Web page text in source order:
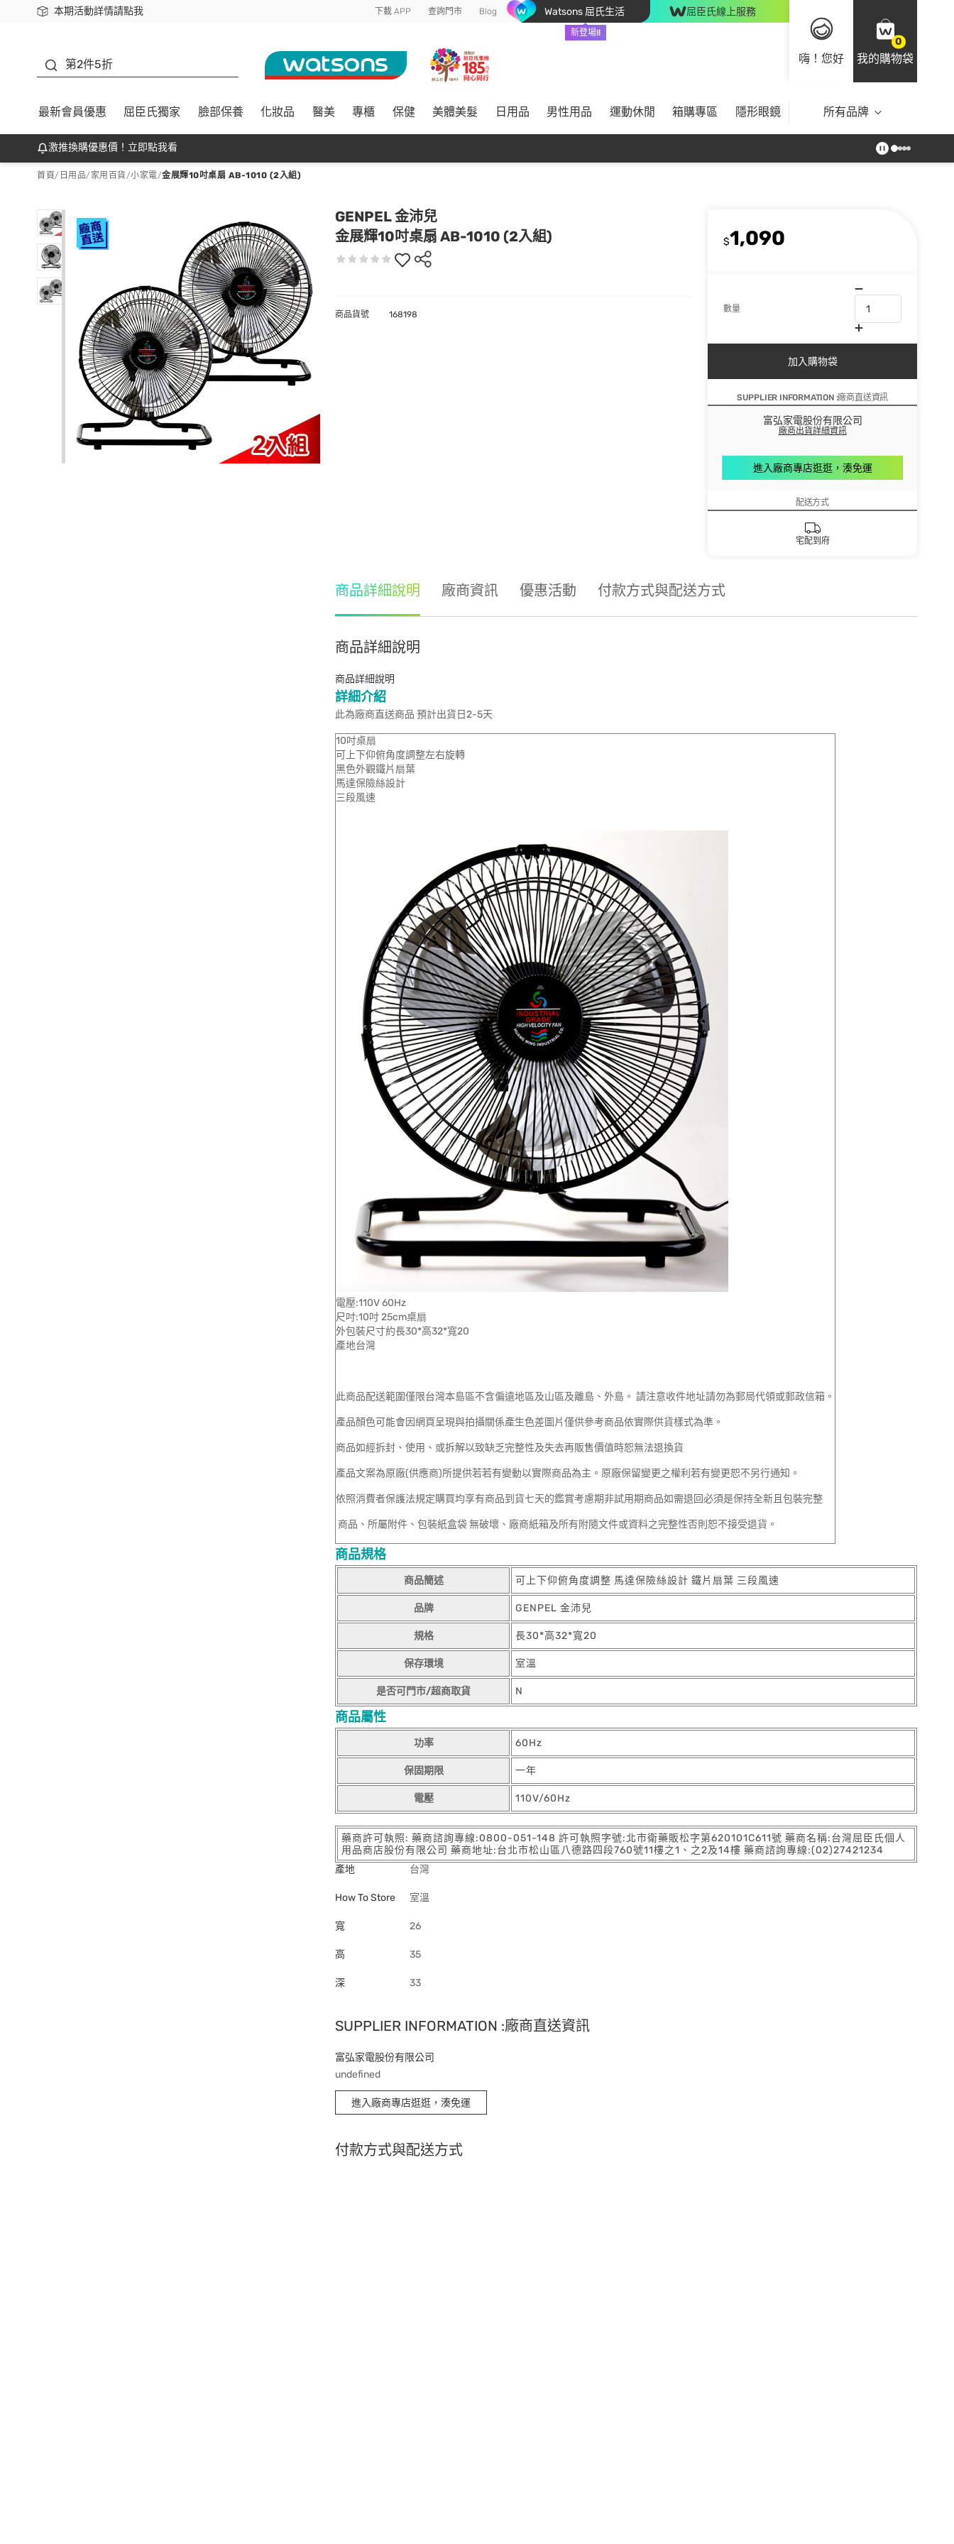
本期活動詳情請點我
下載app最高回饋$350 下載 APP 查詢門市 Blog Watsons 屈氏生活
新登場!!
屈臣氏線上服務
嗨！您好
0
我的購物袋
第2件5折
最新會員優惠 屈臣氏獨家 臉部保養 化妝品 醫美 專櫃 保健 美體美髮 日用品 男性用品 運動休閒 箱購專區 隱形眼鏡 所有品牌
激推換購優惠價！立即點我看
首頁/ 日用品/ 家用百貨/小家電/金展輝10吋桌扇 AB-1010 (2入組)
GENPEL 金沛兒
金展輝10吋桌扇 AB-1010 (2入組)
$1,090
數量
加入購物袋
SUPPLIER INFORMATION :廠商直送資訊
富弘家電股份有限公司
廠商出貨詳細資訊
進入廠商專店逛逛，湊免運
配送方式
宅配到府
商品貨號 168198
商品詳細說明 廠商資訊 優惠活動 付款方式與配送方式
商品詳細說明
商品詳細說明
詳細介紹
此為廠商直送商品 預計出貨日2-5天
10吋桌扇
可上下仰俯角度調整左右旋轉
黑色外觀鐵片扇葉
馬達保險絲設計
三段風速
電壓:110V 60Hz
尺吋:10吋 25cm桌扇
外包裝尺寸約長30*高32*寬20
產地台灣
此商品配送範圍僅限台灣本島區不含偏遠地區及山區及離島、外島。 請注意收件地址請勿為郵局代領或郵政信箱。
產品顏色可能會因網頁呈現與拍攝關係產生色差圖片僅供參考商品依實際供貨樣式為準。
商品如經拆封、使用、或拆解以致缺乏完整性及失去再販售價值時恕無法退換貨
產品文案為原廠(供應商)所提供若若有變動以實際商品為主。原廠保留變更之權利若有變更恕不另行通知。
依照消費者保護法規定購買均享有商品到貨七天的鑑賞考慮期非試用期商品如需退回必須是保持全新且包裝完整
商品、所屬附件、包裝紙盒袋 無破壞、廠商紙箱及所有附隨文件或資料之完整性否則恕不接受退貨。
商品規格
商品簡述 可上下仰俯角度調整 馬達保險絲設計 鐵片扇葉 三段風速
品牌 GENPEL 金沛兒
規格 長30*高32*寬20
保存環境 室溫
是否可門市/超商取貨 N
商品屬性
功率 60Hz
保固期限 一年
電壓 110V/60Hz
藥商許可執照: 藥商諮詢專線:0800-051-148 許可執照字號:北市衛藥販松字第620101C611號 藥商名稱:台灣屈臣氏個人
用品商店股份有限公司 藥商地址:台北市松山區八德路四段760號11樓之1、之2及14樓 藥商諮詢專線:(02)27421234
產地
台灣
How To Store 室溫
寬 26
高 35
深 33
SUPPLIER INFORMATION :廠商直送資訊
富弘家電股份有限公司
undefined
進入廠商專店逛逛，湊免運
付款方式與配送方式